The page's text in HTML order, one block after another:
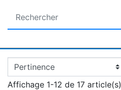
Affichage 1-12 de 17 article(s)